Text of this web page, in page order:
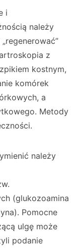
i
należy
z
kostnym,
komórek
a
Metody
należy
(glukozoamina
Pomocne
ulgę może
podanie